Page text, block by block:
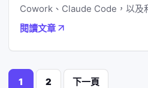
Cowork、Claude Code，以及
閱讀文章
文1 2 下一頁